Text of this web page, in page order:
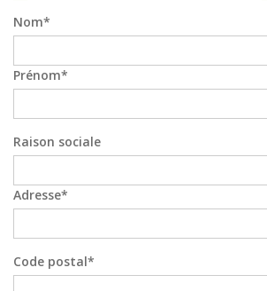
Nom
Prénom
Raison sociale
Adresse
Code postal